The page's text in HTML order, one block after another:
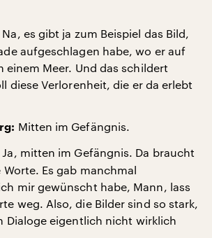
Na, es gibt ja zum Beispiel das Bild,
aufgeschlagen habe, wo er auf
einem Meer. Und das schildert
diese Verlorenheit, die er da erlebt
Mitten im Gefängnis.
Ja, mitten im Gefängnis. Da braucht
Es gab manchmal
mir gewünscht habe, Mann, lass
weg. Also, die Bilder sind so stark,
Dialoge eigentlich nicht wirklich